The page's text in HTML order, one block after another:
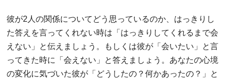
彼が2人の関係についてどう思っているのか、はっきりし
た答えを言ってくれない時は「はっきりしてくれるまで会
えない」と伝えましょう。もしくは彼が「会いたい」と言
ってきた時に「会えない」と答えましょう。あなたの心境
の変化に気づいた彼が「どうしたの？何かあったの？」と